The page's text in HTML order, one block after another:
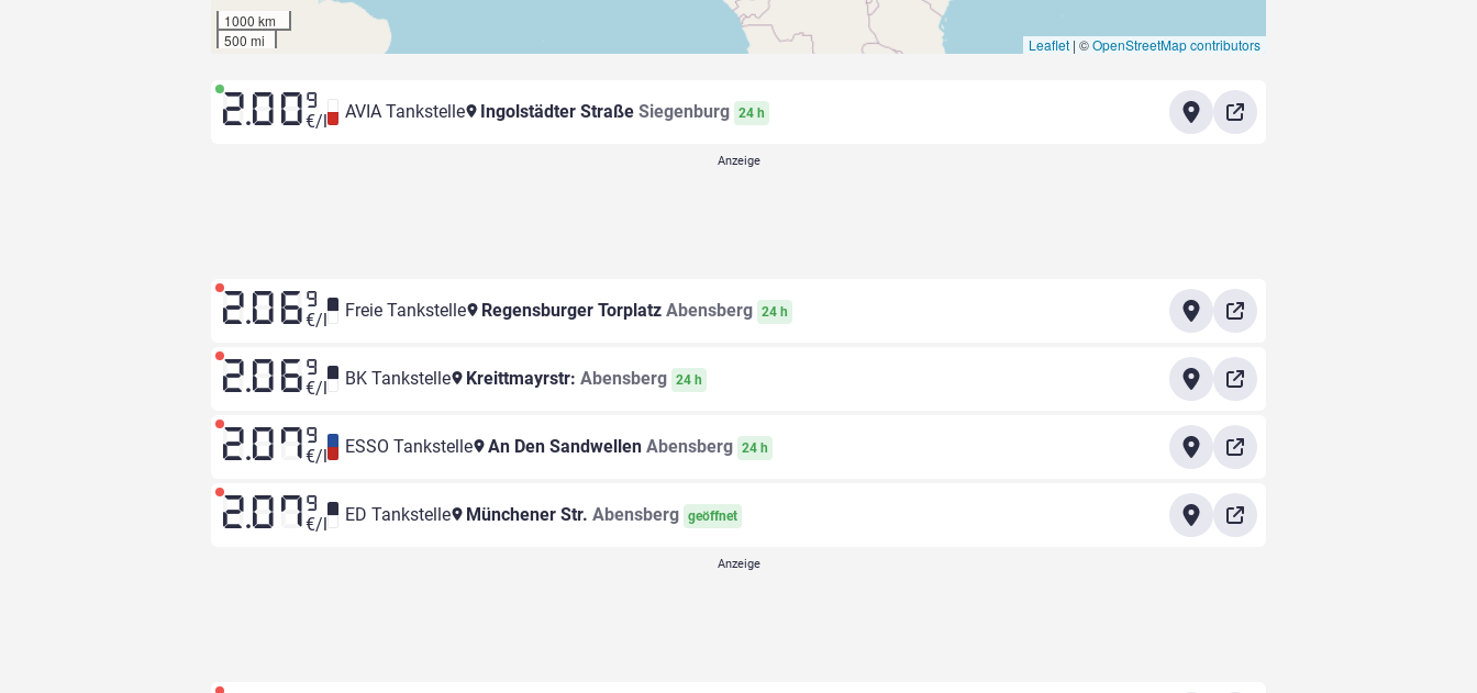
1000 km
500 mi
Leaflet | ©OpenStreetMap contributors
2.00 9
€/l AVIA Tankstelle Ingolstädter Straße Siegenburg 24 h
2.06 9
€/l Freie Tankstelle Regensburger Torplatz Abensberg 24 h
2.06 9
€/l BK Tankstelle Kreittmayrstr: Abensberg 24 h
2.07 9
€/l ESSO Tankstelle An Den Sandwellen Abensberg 24 h
2.07 9
€/l ED Tankstelle Münchener Str. Abensberg geöffnet